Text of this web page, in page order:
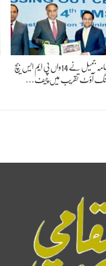
بہاولپور کے اسامہ جمیل نے 14واں پی ایم ایس بیچ
پاسنگ آؤٹ تقریب میں چیف…